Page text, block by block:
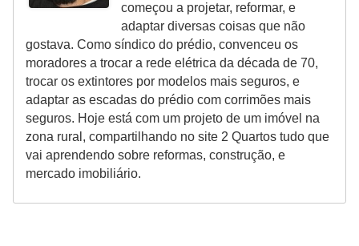
começou a projetar, reformar, e
adaptar diversas coisas que não
gostava. Como síndico do prédio, convenceu os
moradores a trocar a rede elétrica da década de 70,
trocar os extintores por modelos mais seguros, e
adaptar as escadas do prédio com corrimões mais
seguros. Hoje está com um projeto de um imóvel na
zona rural, compartilhando no site 2 Quartos tudo que
vai aprendendo sobre reformas, construção, e
mercado imobiliário.